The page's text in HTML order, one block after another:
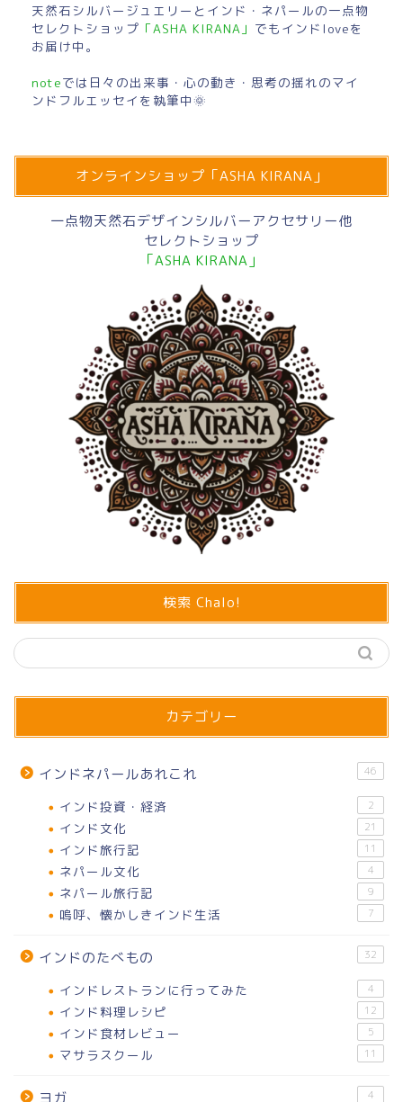
天然石シルバージュエリーとインド・ネパールの一点物
セレクトショップ 「ASHA KIRANA」 でもインドloveを
お届け中。
noteでは日々の出来事・心の動き・思考の揺れのマイ
ンドフルエッセイを執筆中🌞
オンラインショップ「ASHA KIRANA」
一点物天然石デザインシルバーアクセサリー他
セレクトショップ
「ASHA KIRANA」
検索 Chalo!
カテゴリー
インドネパールあれこれ 46
インド投資・経済 2
インド文化 21
インド旅行記 11
ネパール文化 4
ネパール旅行記 9
嗚呼、懐かしきインド生活 7
インドのたべもの 32
インドレストランに行ってみた 4
インド料理レシピ 12
インド食材レビュー 5
マサラスクール 11
ヨガ 4